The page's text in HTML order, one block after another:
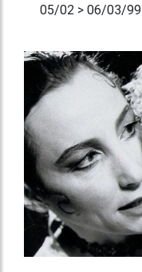
05/02 > 06/03/99